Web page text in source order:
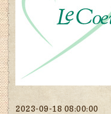
2023-09-18 08:00:00